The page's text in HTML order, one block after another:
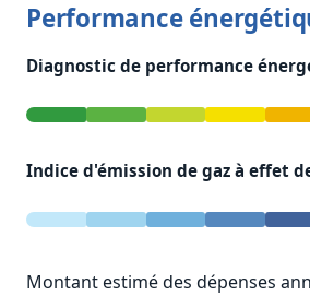
Performance
Diagnostic de performance
Indice d'émission de gaz à effet
Montant estimé des dépenses